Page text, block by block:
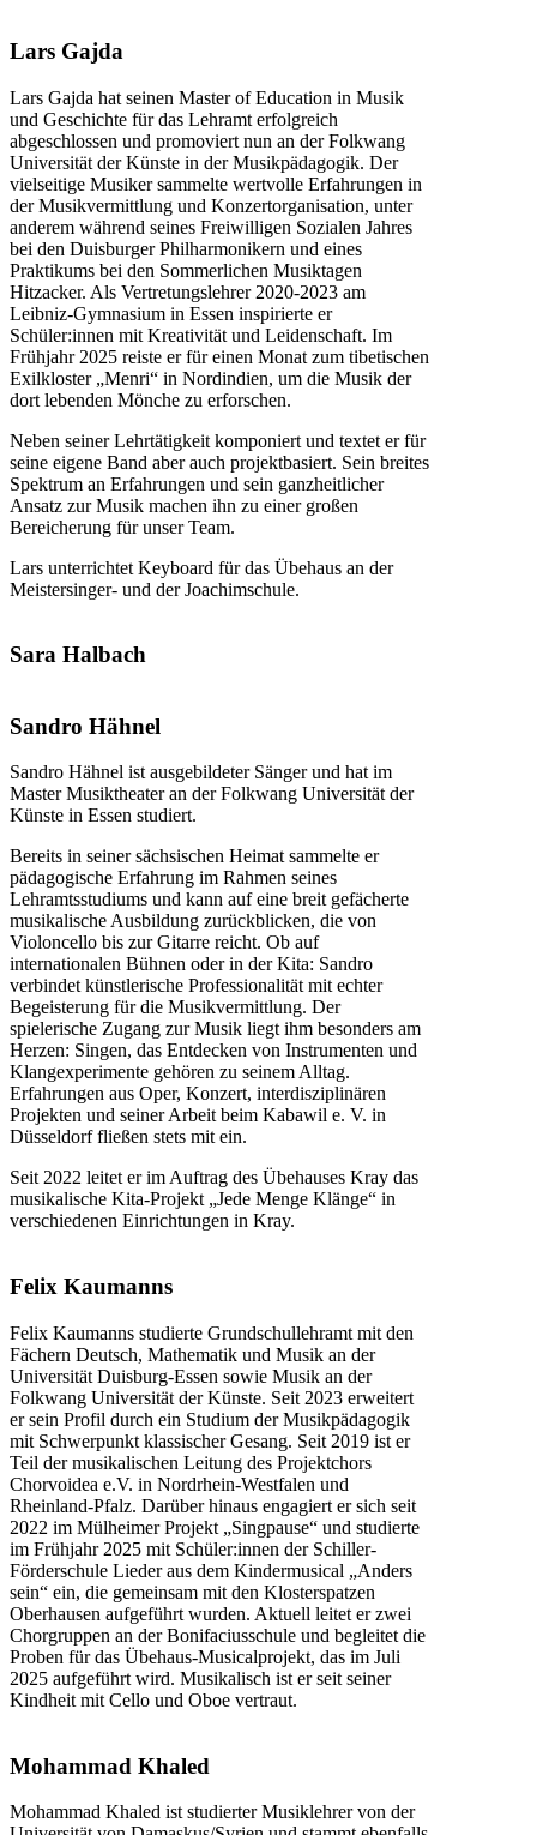
Lars Gajda
Lars Gajda hat seinen Master of Education in Musik
und Geschichte für das Lehramt erfolgreich
abgeschlossen und promoviert nun an der Folkwang
Universität der Künste in der Musikpädagogik. Der
vielseitige Musiker sammelte wertvolle Erfahrungen in
der Musikvermittlung und Konzertorganisation, unter
anderem während seines Freiwilligen Sozialen Jahres
bei den Duisburger Philharmonikern und eines
Praktikums bei den Sommerlichen Musiktagen
Hitzacker. Als Vertretungslehrer 2020-2023 am
Leibniz-Gymnasium in Essen inspirierte er
Schüler:innen mit Kreativität und Leidenschaft. Im
Frühjahr 2025 reiste er für einen Monat zum tibetischen
Exilkloster „Menri“ in Nordindien, um die Musik der
dort lebenden Mönche zu erforschen.
Neben seiner Lehrtätigkeit komponiert und textet er für
seine eigene Band aber auch projektbasiert. Sein breites
Spektrum an Erfahrungen und sein ganzheitlicher
Ansatz zur Musik machen ihn zu einer großen
Bereicherung für unser Team.
Lars unterrichtet Keyboard für das Übehaus an der
Meistersinger- und der Joachimschule.
Sara Halbach
Sandro Hähnel
Sandro Hähnel ist ausgebildeter Sänger und hat im
Master Musiktheater an der Folkwang Universität der
Künste in Essen studiert.
Bereits in seiner sächsischen Heimat sammelte er
pädagogische Erfahrung im Rahmen seines
Lehramtsstudiums und kann auf eine breit gefächerte
musikalische Ausbildung zurückblicken, die von
Violoncello bis zur Gitarre reicht. Ob auf
internationalen Bühnen oder in der Kita: Sandro
verbindet künstlerische Professionalität mit echter
Begeisterung für die Musikvermittlung. Der
spielerische Zugang zur Musik liegt ihm besonders am
Herzen: Singen, das Entdecken von Instrumenten und
Klangexperimente gehören zu seinem Alltag.
Erfahrungen aus Oper, Konzert, interdisziplinären
Projekten und seiner Arbeit beim Kabawil e. V. in
Düsseldorf fließen stets mit ein.
Seit 2022 leitet er im Auftrag des Übehauses Kray das
musikalische Kita-Projekt „Jede Menge Klänge“ in
verschiedenen Einrichtungen in Kray.
Felix Kaumanns
Felix Kaumanns studierte Grundschullehramt mit den
Fächern Deutsch, Mathematik und Musik an der
Universität Duisburg-Essen sowie Musik an der
Folkwang Universität der Künste. Seit 2023 erweitert
er sein Profil durch ein Studium der Musikpädagogik
mit Schwerpunkt klassischer Gesang. Seit 2019 ist er
Teil der musikalischen Leitung des Projektchors
Chorvoidea e.V. in Nordrhein-Westfalen und
Rheinland-Pfalz. Darüber hinaus engagiert er sich seit
2022 im Mülheimer Projekt „Singpause“ und studierte
im Frühjahr 2025 mit Schüler:innen der Schiller-
Förderschule Lieder aus dem Kindermusical „Anders
sein“ ein, die gemeinsam mit den Klosterspatzen
Oberhausen aufgeführt wurden. Aktuell leitet er zwei
Chorgruppen an der Bonifaciusschule und begleitet die
Proben für das Übehaus-Musicalprojekt, das im Juli
2025 aufgeführt wird. Musikalisch ist er seit seiner
Kindheit mit Cello und Oboe vertraut.
Mohammad Khaled
Mohammad Khaled ist studierter Musiklehrer von der